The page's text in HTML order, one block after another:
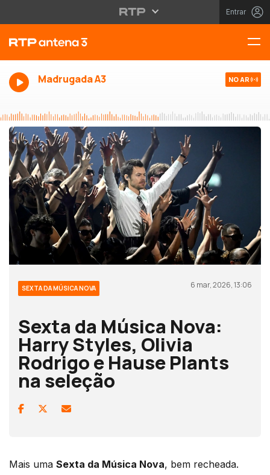
Entrar
Madrugada A3 NO AR
SEXTA DA MÚSICA NOVA 6 mar, 2026, 13:06
Sexta da Música Nova:
Harry Styles, Olivia
Rodrigo e Hause Plants
na seleção
Mais uma Sexta da Música Nova, bem recheada.